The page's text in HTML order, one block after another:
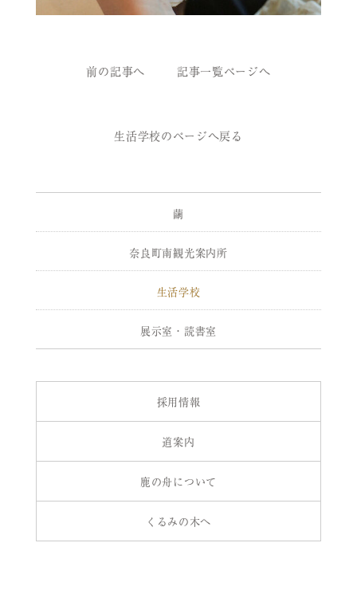
前の記事へ 記事一覧ページへ
生活学校のページへ戻る
繭
奈良町南観光案内所
生活学校
展示室・読書室
採用情報
道案内
鹿の舟について
くるみの木へ